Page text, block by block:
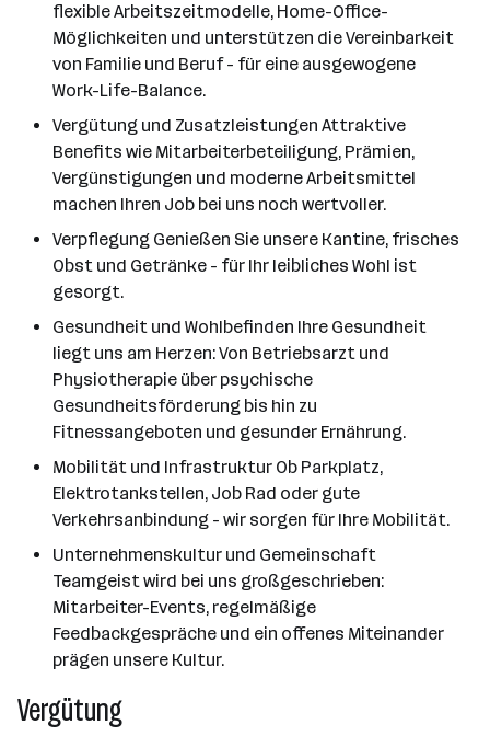
flexible Arbeitszeitmodelle, Home-Office-
Möglichkeiten und unterstützen die Vereinbarkeit
von Familie und Beruf - für eine ausgewogene
Work-Life-Balance.
Vergütung und Zusatzleistungen Attraktive
Benefits wie Mitarbeiterbeteiligung, Prämien,
Vergünstigungen und moderne Arbeitsmittel
machen Ihren Job bei uns noch wertvoller.
Verpflegung Genießen Sie unsere Kantine, frisches
Obst und Getränke - für Ihr leibliches Wohl ist
gesorgt.
Gesundheit und Wohlbefinden Ihre Gesundheit
liegt uns am Herzen: Von Betriebsarzt und
Physiotherapie über psychische
Gesundheitsförderung bis hin zu
Fitnessangeboten und gesunder Ernährung.
Mobilität und Infrastruktur Ob Parkplatz,
Elektrotankstellen, Job Rad oder gute
Verkehrsanbindung - wir sorgen für Ihre Mobilität.
Unternehmenskultur und Gemeinschaft
Teamgeist wird bei uns großgeschrieben:
Mitarbeiter-Events, regelmäßige
Feedbackgespräche und ein offenes Miteinander
prägen unsere Kultur.
Vergütung